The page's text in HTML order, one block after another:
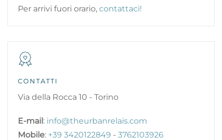
Per arrivi fuori orario, contattaci!
CONTATTI
Via della Rocca 10 - Torino
E-mail: info@theurbanrelais.com
Mobile: +39 3420122849 - 3762103926